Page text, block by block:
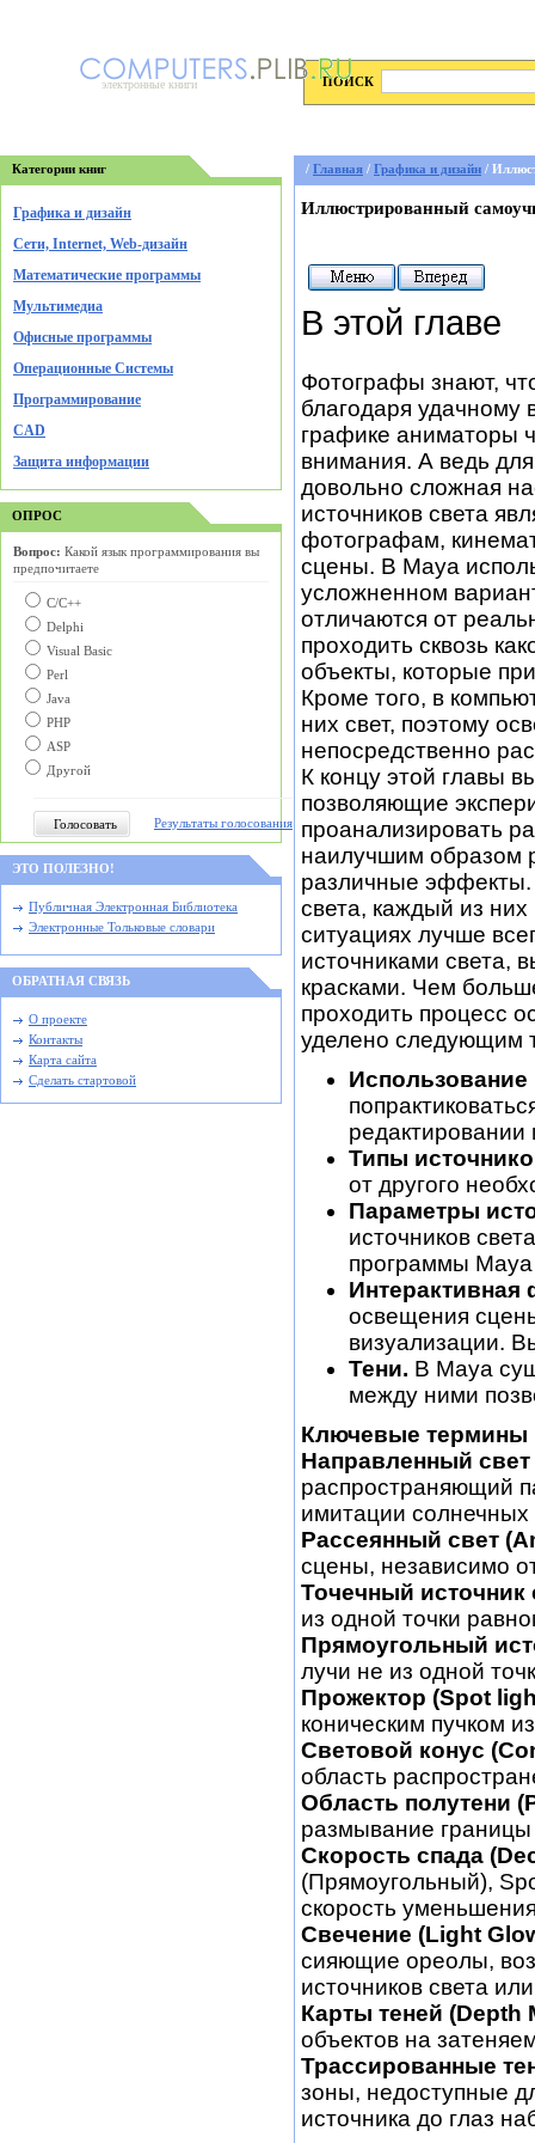
электронные книги ПОИСК
Категории книг
Графика и дизайн
Cети, Internet, Web-дизайн
Математические программы
Мультимедиа
Офисные программы
Операционные Системы
Программирование
CAD
Защита информации
ОПРОС
Вопрос: Какой язык программирования вы
предпочитаете
С/C++
Delphi
Visual Basic
Perl
Java
PHP
ASP
Другой
Результаты голосования
ЭТО ПОЛЕЗНО!
Публичная Электронная Библиотека
Электронные Тольковые словари
ОБРАТНАЯ СВЯЗЬ
О проекте
Контакты
Карта сайта
Сделать стартовой
/ Главная / Графика и дизайн /
Иллюстрированный
В этой главе
Фотографы знают,
благодаря
графике аниматоры
внимания. А ведь
довольно сложная
источников света
фотографам,
сцены. В Maya
усложненном
отличаются от
проходить сквозь
объекты, которые
Кроме того, в
них свет, поэтому
непосредственно
К концу этой главы
позволяющие
проанализировать
наилучшим образом
различные эффекты.
света, каждый из
ситуациях лучше
источниками света,
красками. Чем
проходить процесс
уделено следующим
Использование
редактировании
Типы
от другого
Параметры
источников
программы
Интерактивная
освещения
визуализации.
Тени. В Maya
между ними
Ключевые термины
Направленный
распространяющий
имитации солнечных
Рассеянный свет
сцены, независимо
Точечный источник
из одной точки
Прямоугольный
лучи не из одной
Прожектор (Spot
коническим пучком
Световой конус
область
Область полутени
размывание
Скорость спада
(Прямоугольный),
скорость
Свечение (Light
сияющие ореолы,
источников света
Карты теней (Depth
объектов на
Трассированные
зоны, недоступные
источника до глаз